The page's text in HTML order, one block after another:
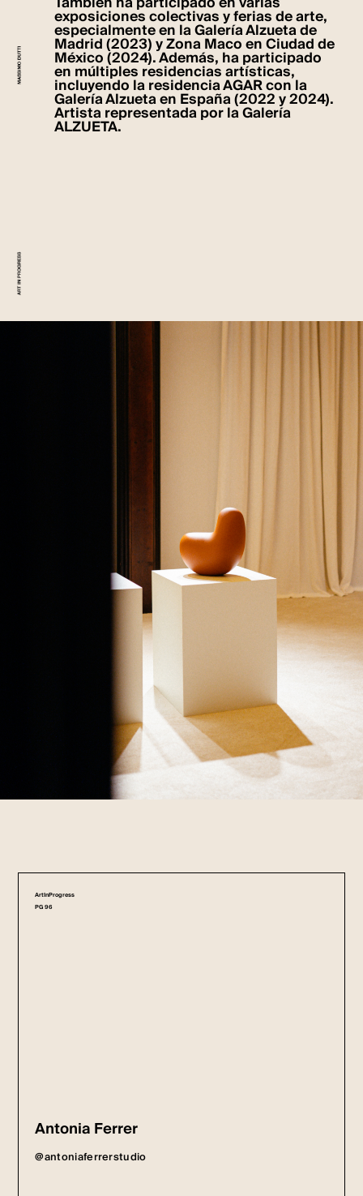
exposiciones colectivas y ferias de arte,
especialmente en la Galería Alzueta de
Madrid (2023) y Zona Maco en Ciudad de
México (2024). Además, ha participado
en múltiples residencias artísticas,
incluyendo la residencia AGAR con la
Galería Alzueta en España (2022 y 2024).
Artista representada por la Galería
ALZUETA.
ArtInProgress
PG 96
Antonia Ferrer
@antoniaferrerstudio